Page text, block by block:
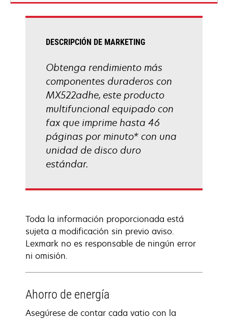
una
pestaña
DESCRIPCIÓN DE MARKETING
Obtenga rendimiento más
componentes duraderos con
MX522adhe, este producto
multifuncional equipado con
fax que imprime hasta 46
páginas por minuto* con una
unidad de disco duro
estándar.
Toda la información proporcionada está
sujeta a modificación sin previo aviso.
Lexmark no es responsable de ningún error
ni omisión.
Ahorro de energía
Asegúrese de contar cada vatio con la